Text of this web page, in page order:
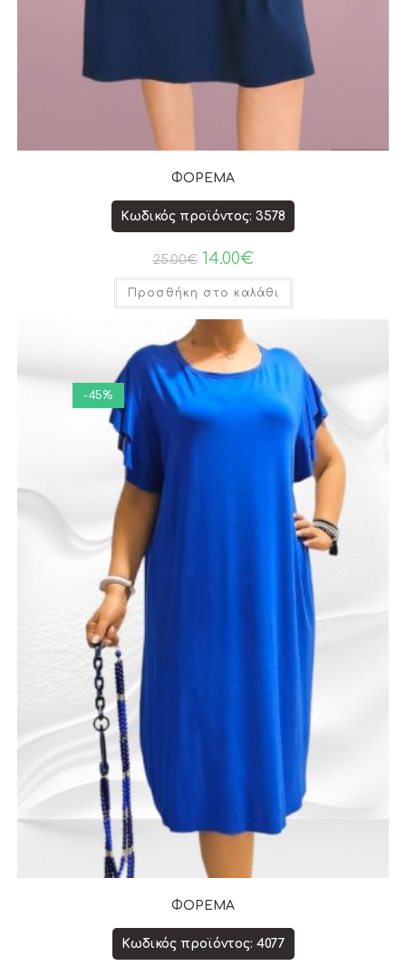
ΦΟΡΕΜΑ
Κωδικός προϊόντος: 3578
25.00€ 14.00€
Προσθήκη στο καλάθι
-45%
ΦΟΡΕΜΑ
Κωδικός προϊόντος: 4077